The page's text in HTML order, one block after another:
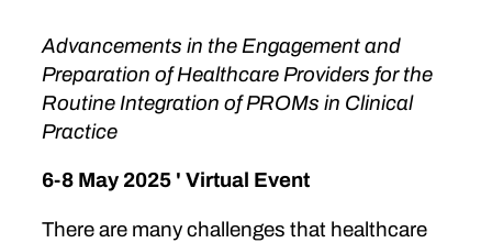
Advancements in the Engagement and
Preparation of Healthcare Providers for the
Routine Integration of PROMs in Clinical
Practice
6-8 May 2025 ' Virtual Event
There are many challenges that healthcare